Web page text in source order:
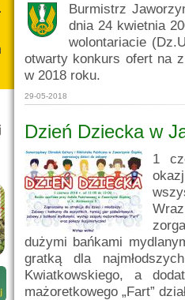
Burmistrz
dnia 24 kwietnia
wolontariacie
otwarty konkurs ofert na
w 2018 roku.
29-05-2018
Dzień Dziecka w
1
dużymi bańkami
gratką dla
Kwiatkowskiego, a
mażoretkowego „Fart”